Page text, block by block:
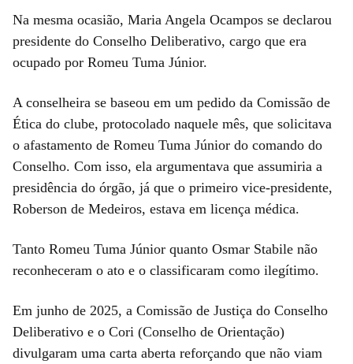
Na mesma ocasião, Maria Angela Ocampos se declarou
presidente do Conselho Deliberativo, cargo que era
ocupado por Romeu Tuma Júnior.
A conselheira se baseou em um pedido da Comissão de
Ética do clube, protocolado naquele mês, que solicitava
o afastamento de Romeu Tuma Júnior do comando do
Conselho. Com isso, ela argumentava que assumiria a
presidência do órgão, já que o primeiro vice-presidente,
Roberson de Medeiros, estava em licença médica.
Tanto Romeu Tuma Júnior quanto Osmar Stabile não
reconheceram o ato e o classificaram como ilegítimo.
Em junho de 2025, a Comissão de Justiça do Conselho
Deliberativo e o Cori (Conselho de Orientação)
divulgaram uma carta aberta reforçando que não viam